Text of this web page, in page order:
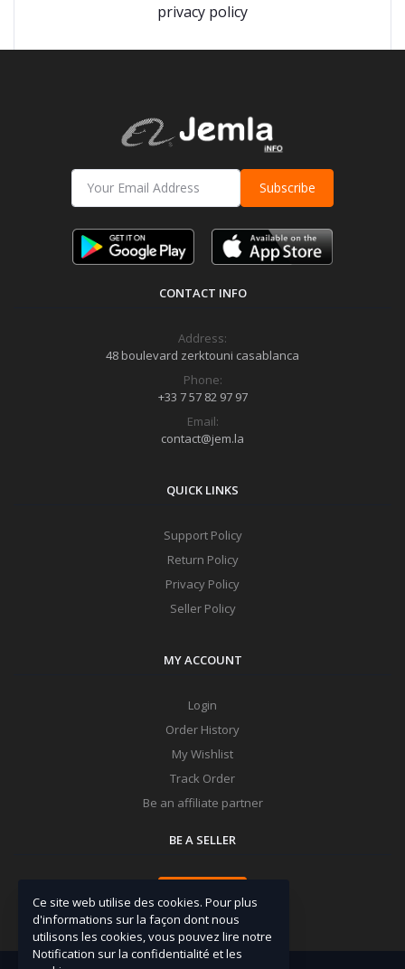
privacy policy
Subscribe
CONTACT INFO
Address:
48 boulevard zerktouni casablanca
Phone:
+33 7 57 82 97 97
Email:
contact@jem.la
QUICK LINKS
Support Policy
Return Policy
Privacy Policy
Seller Policy
MY ACCOUNT
Login
Order History
My Wishlist
Track Order
Be an affiliate partner
BE A SELLER
Ce site web utilise des cookies. Pour plus
d'informations sur la façon dont nous
utilisons les cookies, vous pouvez lire notre
Notification sur la confidentialité et les